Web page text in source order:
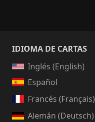
IDIOMA DE CARTAS
Inglés (English)
Español
Francés (Français)
Alemán (Deutsch)